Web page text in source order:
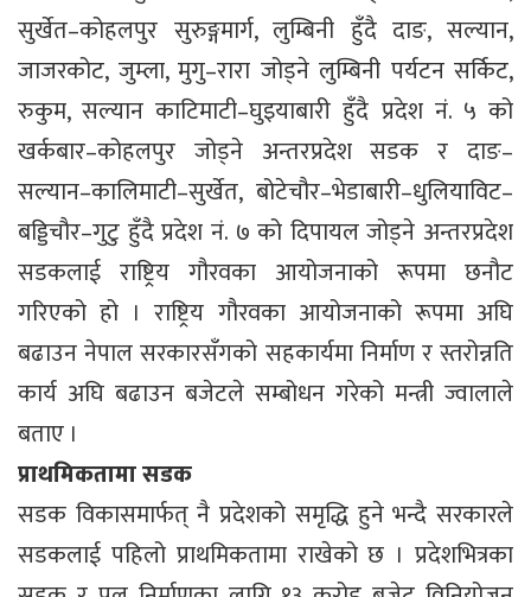
सुर्खेत–कोहलपुर सुरुङ्गमार्ग, लुम्बिनी हुँदै दाङ, सल्यान,
जाजरकोट, जुम्ला, मुगु–रारा जोड्ने लुम्बिनी पर्यटन सर्किट,
रुकुम, सल्यान काटिमाटी–घुइयाबारी हुँदै प्रदेश नं. ५ को
खर्कबार–कोहलपुर जोड्ने अन्तरप्रदेश सडक र दाङ–
सल्यान–कालिमाटी–सुर्खेत, बोटेचौर–भेडाबारी–धुलियाविट–
बड्डिचौर–गुटु हुँदै प्रदेश नं. ७ को दिपायल जोड्ने अन्तरप्रदेश
सडकलाई राष्ट्रिय गौरवका आयोजनाको रूपमा छनौट
गरिएको हो । राष्ट्रिय गौरवका आयोजनाको रूपमा अघि
बढाउन नेपाल सरकारसँगको सहकार्यमा निर्माण र स्तरोन्नति
कार्य अघि बढाउन बजेटले सम्बोधन गरेको मन्त्री ज्वालाले
बताए ।
प्राथमिकतामा सडक
सडक विकासमार्फत् नै प्रदेशको समृद्धि हुने भन्दै सरकारले
सडकलाई पहिलो प्राथमिकतामा राखेको छ । प्रदेशभित्रका